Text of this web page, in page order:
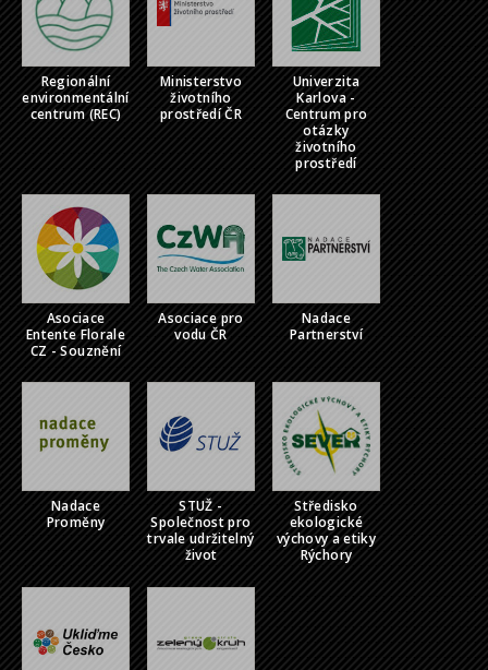
Regionální
environmentální
centrum (REC)
Ministerstvo
životního
prostředí ČR
Univerzita
Karlova -
Centrum pro
otázky
životního
prostředí
Asociace
Entente Florale
CZ - Souznění
Asociace pro
vodu ČR
Nadace
Partnerství
Nadace
Proměny
STUŽ -
Společnost pro
trvale udržitelný
život
Středisko
ekologické
výchovy a etiky
Rýchory